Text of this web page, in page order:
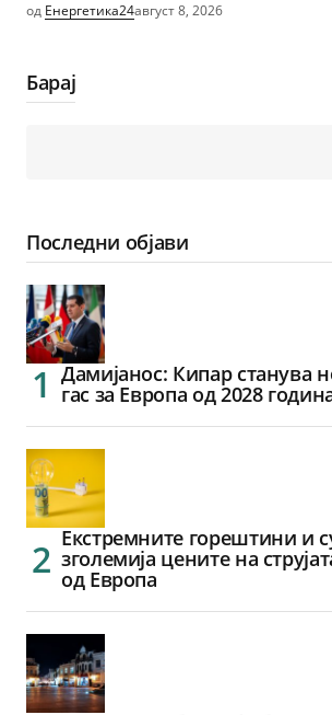
од Енергетика24август 8, 2026
Барај
Последни објави
Дамијанос: Кипар станува
гас за Европа од 2028
Екстремните горештини и
зголемија цените на
од Европа